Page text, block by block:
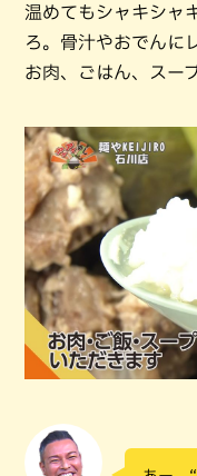
温めてもシャキシャ
ろ。骨汁やおでんに
お肉、ごはん、スー